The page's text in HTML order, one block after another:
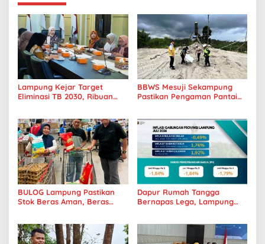
Lampung Kejar Target
Eliminasi TB 2030, Ribuan
BBWS Mesuji Sekampung
Pastikan Pengaman Pantai
BULOG Lampung Pastikan
Stok Beras Aman, Beras
Dapur Rumah Tangga
Bernapas Lega, Lampung